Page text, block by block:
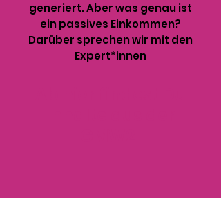
generiert. Aber was genau ist
ein passives Einkommen?
Darüber sprechen wir mit den
Expert*innen